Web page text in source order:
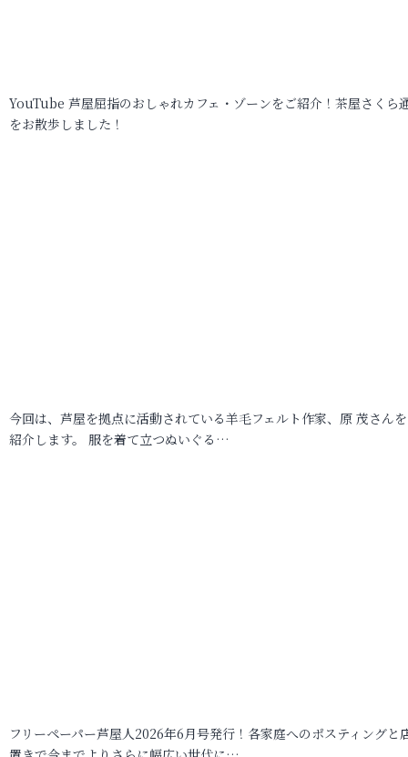
YouTube 芦屋屈指のおしゃれカフェ・ゾーンをご紹介！茶屋さくら
をお散歩しました！
今回は、芦屋を拠点に活動されている羊毛フェルト作家、原 茂さん
紹介します。 服を着て立つぬいぐる…
フリーペーパー芦屋人2026年6月号発行！各家庭へのポスティングと